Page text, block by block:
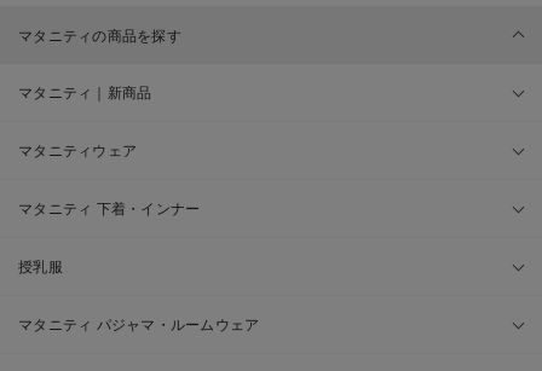
マタニティの商品を探す
マタニティ｜新商品
マタニティウェア
マタニティ 下着・インナー
授乳服
マタニティ パジャマ・ルームウェア